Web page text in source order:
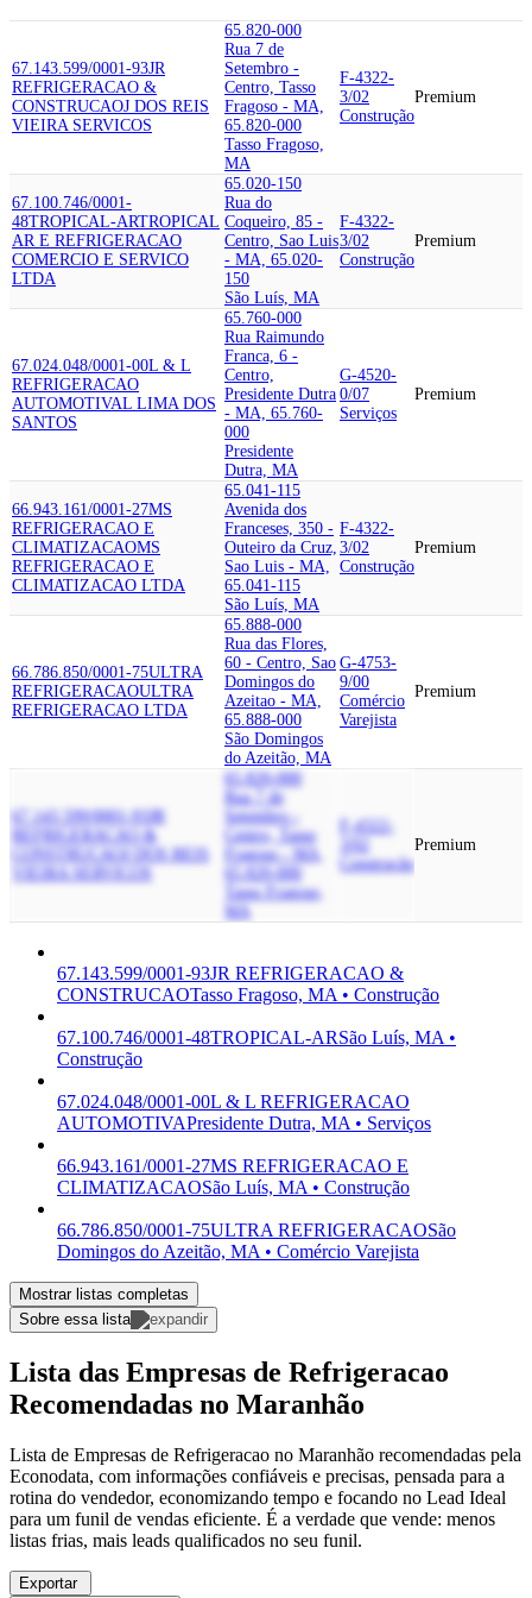
67.143.599/0001-93JR
REFRIGERACAO &
CONSTRUCAOJ DOS REIS
VIEIRA SERVICOS
65.820-000
Rua 7 de
Setembro -
Centro, Tasso
Fragoso - MA,
65.820-000
Tasso Fragoso,
MA
F-4322-
3/02
Construção
Premium
67.100.746/0001-
48TROPICAL-ARTROPICAL
AR E REFRIGERACAO
COMERCIO E SERVICO
LTDA
65.020-150
Rua do
Coqueiro, 85 -
Centro, Sao Luis
- MA, 65.020-
150
São Luís, MA
F-4322-
3/02
Construção
Premium
67.024.048/0001-00L & L
REFRIGERACAO
AUTOMOTIVAL LIMA DOS
SANTOS
65.760-000
Rua Raimundo
Franca, 6 -
Centro,
Presidente Dutra
- MA, 65.760-
000
Presidente
Dutra, MA
G-4520-
0/07
Serviços
Premium
66.943.161/0001-27MS
REFRIGERACAO E
CLIMATIZACAOMS
REFRIGERACAO E
CLIMATIZACAO LTDA
65.041-115
Avenida dos
Franceses, 350 -
Outeiro da Cruz,
Sao Luis - MA,
65.041-115
São Luís, MA
F-4322-
3/02
Construção
Premium
66.786.850/0001-75ULTRA
REFRIGERACAOULTRA
REFRIGERACAO LTDA
65.888-000
Rua das Flores,
60 - Centro, Sao
Domingos do
Azeitao - MA,
65.888-000
São Domingos
do Azeitão, MA
G-4753-
9/00
Comércio
Varejista
Premium
67.143.599/0001-93JR
REFRIGERACAO &
CONSTRUCAO
J DOS REIS
VIEIRA SERVICOS
65.820-000
Rua 7 de
Setembro -
Centro, Tasso
Fragoso - MA,
65.820-000
Tasso Fragoso,
MA
F-4322-
Construção
Premium
67.143.599/0001-93JR REFRIGERACAO &
CONSTRUCAOTasso Fragoso, MA • Construção
67.100.746/0001-48TROPICAL-ARSão Luís, MA •
Construção
67.024.048/0001-00L & L REFRIGERACAO
AUTOMOTIVAPresidente Dutra, MA • Serviços
66.943.161/0001-27MS REFRIGERACAO E
CLIMATIZACAOSão Luís, MA • Construção
66.786.850/0001-75ULTRA REFRIGERACAOSão
Domingos do Azeitão, MA • Comércio Varejista
Mostrar listas completas
Sobre essa lista
Lista das Empresas de Refrigeracao
Recomendadas no Maranhão
Lista de Empresas de Refrigeracao no Maranhão recomendadas pela
Econodata, com informações confiáveis e precisas, pensada para a
rotina do vendedor, economizando tempo e focando no Lead Ideal
para um funil de vendas eficiente. É a verdade que vende: menos
listas frias, mais leads qualificados no seu funil.
Exportar